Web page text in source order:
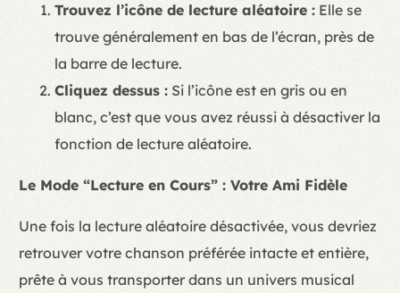
Trouvez l’icône de lecture aléatoire : Elle se
trouve généralement en bas de l’écran, près de
la barre de lecture.
Cliquez dessus : Si l’icône est en gris ou en
blanc, c’est que vous avez réussi à désactiver la
fonction de lecture aléatoire.
Le Mode “Lecture en Cours” : Votre Ami Fidèle
Une fois la lecture aléatoire désactivée, vous devriez
retrouver votre chanson préférée intacte et entière,
prête à vous transporter dans un univers musical